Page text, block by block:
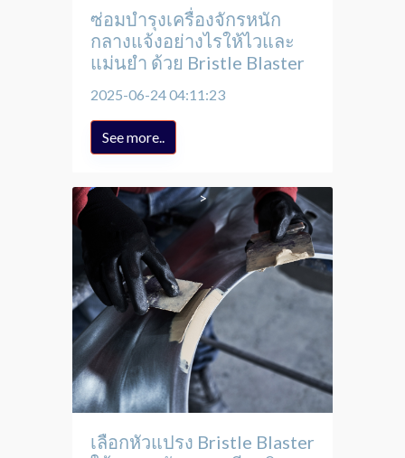
ซ่อมบำรุงเครื่องจักรหนัก
กลางแจ้งอย่างไรให้ไวและ
แม่นยำ ด้วย Bristle Blaster
2025-06-24 04:11:23
See more..
เลือกหัวแปรง Bristle Blaster